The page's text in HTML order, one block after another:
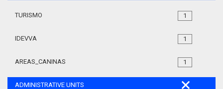
1
TURISMO
1
IDEVVA
1
AREAS_CANINAS
ADMINISTRATIVE UNITS